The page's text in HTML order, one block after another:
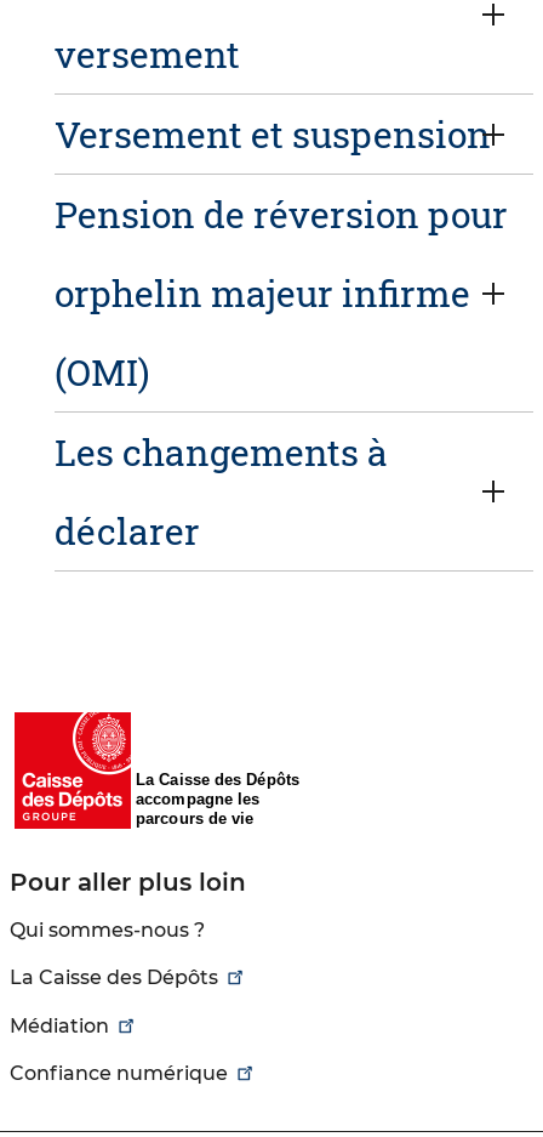
versement
Versement et suspension
Pension de réversion pour
orphelin majeur infirme
(OMI)
Les changements à
déclarer
La Caisse des Dépôts
accompagne les
parcours de vie
Pour aller plus loin
Qui sommes-nous ?
La Caisse des Dépôts
Médiation
Confiance numérique